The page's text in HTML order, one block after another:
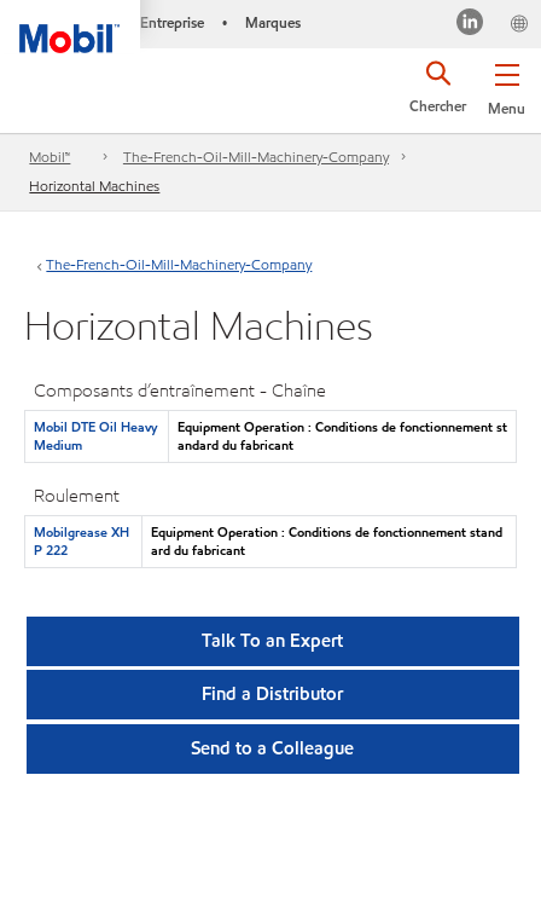
Entreprise • Marques
Menu
Chercher
Mobil™
The-French-Oil-Mill-Machinery-Company
Horizontal Machines
The-French-Oil-Mill-Machinery-Company
Horizontal Machines
Composants d’entraînement - Chaîne
Mobil DTE Oil Heavy
Medium
Equipment Operation : Conditions de fonctionnement st
andard du fabricant
Roulement
Mobilgrease XH
P 222
Equipment Operation : Conditions de fonctionnement stand
ard du fabricant
Talk To an Expert
Find a Distributor
Send to a Colleague